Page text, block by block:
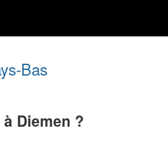
Bas
Diemen ?